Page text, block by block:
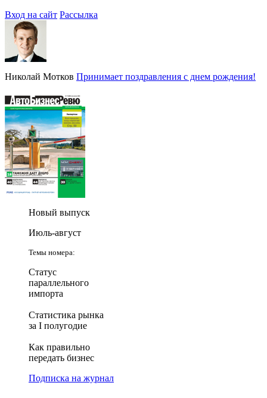
Вход на сайт Рассылка
Николай Мотков Принимает поздравления с днем рождения!
Новый выпуск
Июль-август
Темы номера:
Статус
параллельного
импорта
Статистика рынка
за I полугодие
Как правильно
передать бизнес
Подписка на журнал